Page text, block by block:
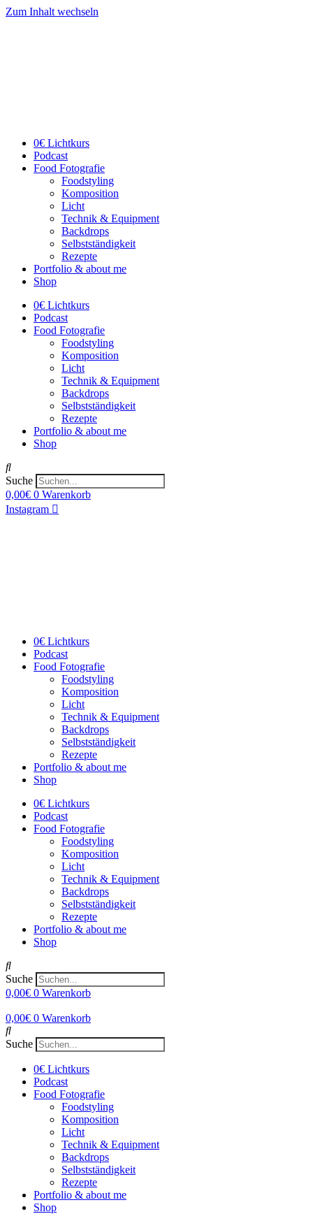
Zum Inhalt wechseln
0€ Lichtkurs
Podcast
Food Fotografie
Foodstyling
Komposition
Licht
Technik & Equipment
Backdrops
Selbstständigkeit
Rezepte
Portfolio & about me
Shop
0€ Lichtkurs
Podcast
Food Fotografie
Foodstyling
Komposition
Licht
Technik & Equipment
Backdrops
Selbstständigkeit
Rezepte
Portfolio & about me
Shop
Suche
0,00€ 0 Warenkorb
Instagram
0€ Lichtkurs
Podcast
Food Fotografie
Foodstyling
Komposition
Licht
Technik & Equipment
Backdrops
Selbstständigkeit
Rezepte
Portfolio & about me
Shop
0€ Lichtkurs
Podcast
Food Fotografie
Foodstyling
Komposition
Licht
Technik & Equipment
Backdrops
Selbstständigkeit
Rezepte
Portfolio & about me
Shop
Suche
0,00€ 0 Warenkorb
0,00€ 0 Warenkorb
Suche
0€ Lichtkurs
Podcast
Food Fotografie
Foodstyling
Komposition
Licht
Technik & Equipment
Backdrops
Selbstständigkeit
Rezepte
Portfolio & about me
Shop